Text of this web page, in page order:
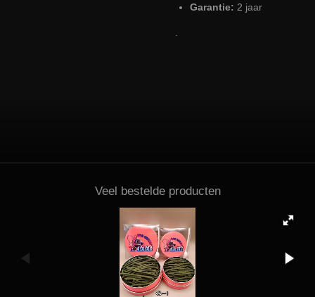
Garantie: 2 jaar
Veel bestelde producten